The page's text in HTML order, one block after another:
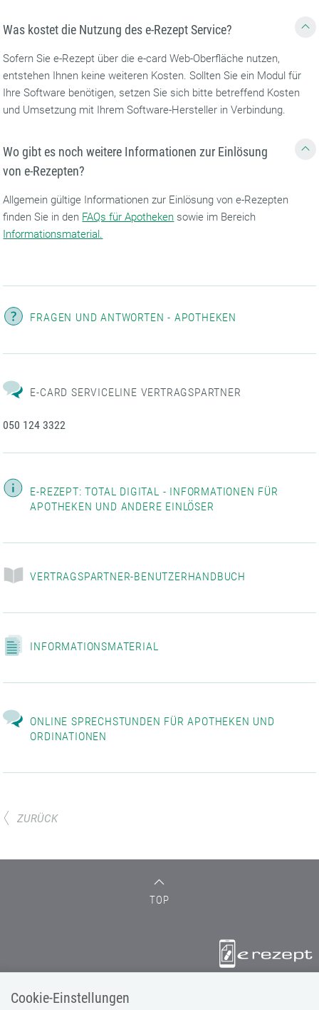
Cookie-Einstellungen
Was kostet die Nutzung des e-Rezept Service?
Sofern Sie e-Rezept über die e-card Web-Oberfläche nutzen,
entstehen Ihnen keine weiteren Kosten. Sollten Sie ein Modul für
Ihre Software benötigen, setzen Sie sich bitte betreffend Kosten
und Umsetzung mit Ihrem Software-Hersteller in Verbindung.
Wo gibt es noch weitere Informationen zur Einlösung
von e-Rezepten?
Allgemein gültige Informationen zur Einlösung von e-Rezepten
finden Sie in den FAQs für Apotheken sowie im Bereich
Informationsmaterial.
FRAGEN UND ANTWORTEN - APOTHEKEN
E-CARD SERVICELINE VERTRAGSPARTNER
050 124 3322
E-REZEPT: TOTAL DIGITAL - INFORMATIONEN FÜR
APOTHEKEN UND ANDERE EINLÖSER
VERTRAGSPARTNER-BENUTZERHANDBUCH
INFORMATIONSMATERIAL
ONLINE SPRECHSTUNDEN FÜR APOTHEKEN UND
ORDINATIONEN
ZURÜCK
TOP